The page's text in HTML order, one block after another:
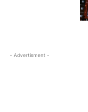
- Advertisment -